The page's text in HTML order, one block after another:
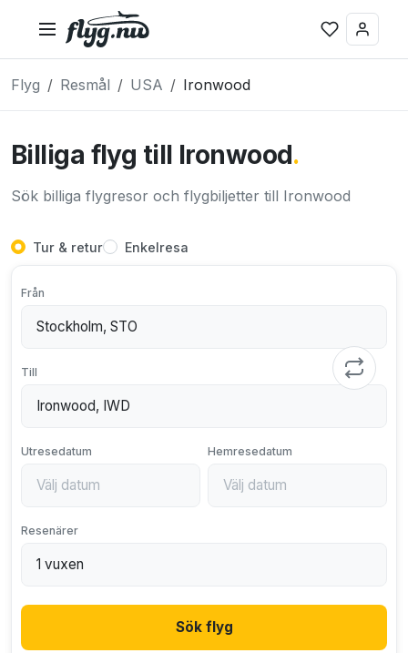
Flyg Resmål USA Ironwood
Billiga flyg till Ironwood.
Sök billiga flygresor och flygbiljetter till Ironwood
Tur & retur Enkelresa
Från
Till
Utresedatum Hemresedatum
Resenärer
Sök flyg